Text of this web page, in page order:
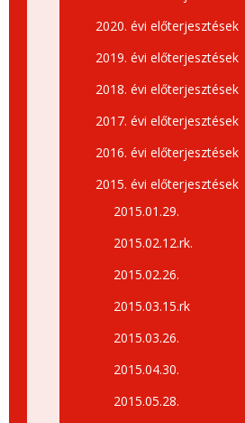
2020. évi előterjesztések
2019. évi előterjesztések
2018. évi előterjesztések
2017. évi előterjesztések
2016. évi előterjesztések
2015. évi előterjesztések
2015.01.29.
2015.02.12.rk.
2015.02.26.
2015.03.15.rk
2015.03.26.
2015.04.30.
2015.05.28.